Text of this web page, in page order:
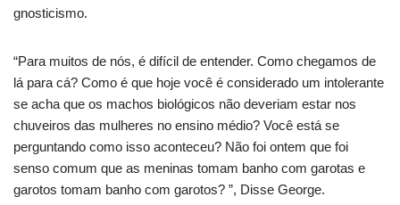
gnosticismo.
“Para muitos de nós, é difícil de entender. Como chegamos de
lá para cá? Como é que hoje você é considerado um intolerante
se acha que os machos biológicos não deveriam estar nos
chuveiros das mulheres no ensino médio? Você está se
perguntando como isso aconteceu? Não foi ontem que foi
senso comum que as meninas tomam banho com garotas e
garotos tomam banho com garotos? ”, Disse George.